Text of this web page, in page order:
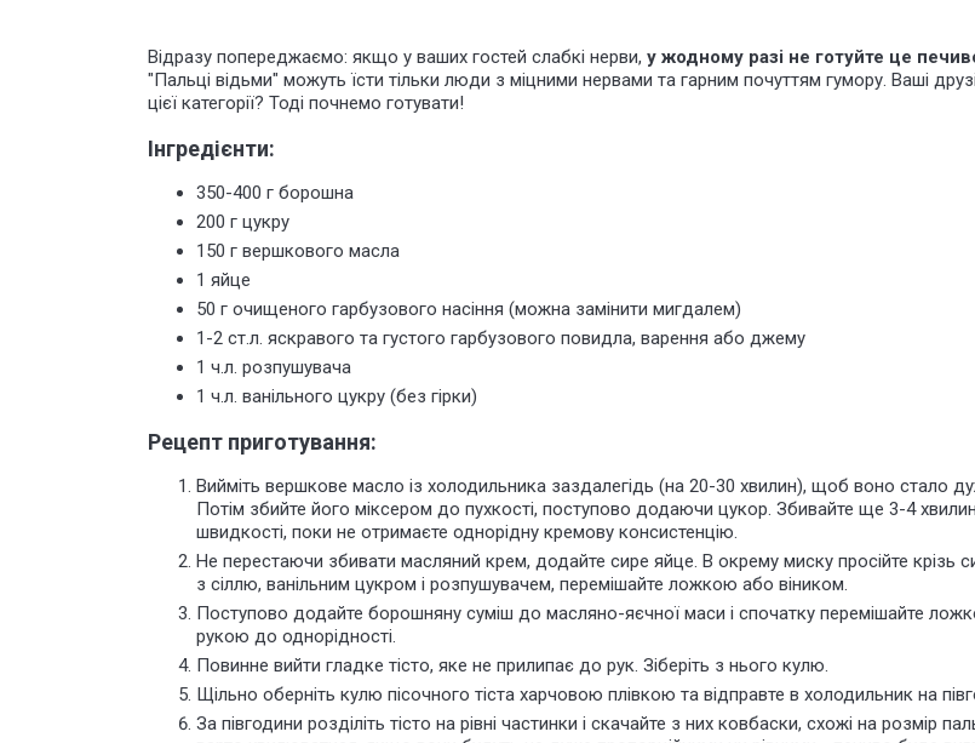
Відразу попереджаємо: якщо у ваших гостей слабкі нерви, у жодному разі не готуйте це
"Пальці відьми" можуть їсти тільки люди з міцними нервами та гарним почуттям гумору. Ваші
цієї категорії? Тоді почнемо готувати!
Інгредієнти:
350-400 г борошна
200 г цукру
150 г вершкового масла
1 яйце
50 г очищеного гарбузового насіння (можна замінити мигдалем)
1-2 ст.л. яскравого та густого гарбузового повидла, варення або джему
1 ч.л. розпушувача
1 ч.л. ванільного цукру (без гірки)
Рецепт приготування:
Вийміть вершкове масло із холодильника заздалегідь (на 20-30 хвилин), щоб воно стало
Потім збийте його міксером до пухкості, поступово додаючи цукор. Збивайте ще 3-4
швидкості, поки не отримаєте однорідну кремову консистенцію.
Не перестаючи збивати масляний крем, додайте сире яйце. В окрему миску просійте крізь
з сіллю, ванільним цукром і розпушувачем, перемішайте ложкою або віником.
Поступово додайте борошняну суміш до масляно-яєчної маси і спочатку перемішайте
рукою до однорідності.
Повинне вийти гладке тісто, яке не прилипає до рук. Зіберіть з нього кулю.
Щільно оберніть кулю пісочного тіста харчовою плівкою та відправте в холодильник на
За півгодини розділіть тісто на рівні частинки і скачайте з них ковбаски, схожі на розмір